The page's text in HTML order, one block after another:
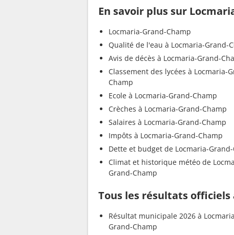
En savoir plus sur
Locmaria-Grand-Champ
Qualité de l'eau à Locmaria-Grand-
Avis de décès à Locmaria-Grand-
Classement des lycées à Locmaria-
Champ
Ecole à Locmaria-Grand-Champ
Crèches à Locmaria-Grand-Champ
Salaires à Locmaria-Grand-Champ
Impôts à Locmaria-Grand-Champ
Dette et budget de Locmaria-
Climat et historique météo de
Grand-Champ
Tous les résultats officiels
Résultat municipale 2026 à
Grand-Champ